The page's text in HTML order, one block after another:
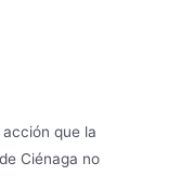
que la
Ciénaga no